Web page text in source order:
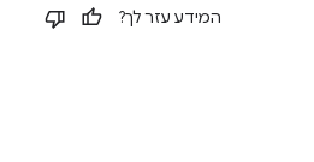
המידע עזר לך?